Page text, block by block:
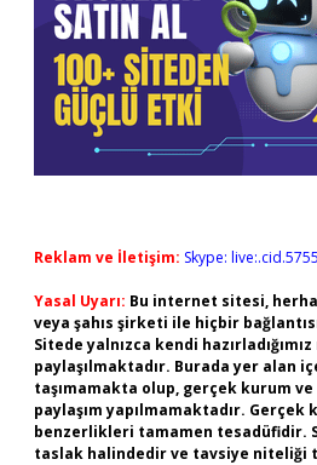
Reklam ve İletişim: Skype:
Yasal Uyarı: Bu internet sitesi,
veya şahıs şirketi ile hiçbir
Sitede yalnızca kendi
paylaşılmaktadır. Burada yer alan
taşımamakta olup, gerçek kurum
paylaşım yapılmamaktadır.
benzerlikleri tamamen tesadüfidir.
taslak halindedir ve tavsiye niteliği